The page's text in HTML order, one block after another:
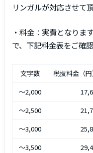
リンガルが対応させて
・料金：実費となりま
で、下記料金表をご確
文字数 税抜料金（円
～2,000
～2,500
～3,000
～3,500